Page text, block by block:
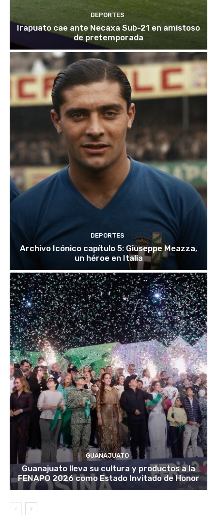
DEPORTES
Irapuato cae ante Necaxa Sub-21 en amistoso
de pretemporada
DEPORTES
Archivo Icónico capítulo 5: Giuseppe Meazza,
un héroe en Italia
GUANAJUATO
Guanajuato lleva su cultura y productos a la
FENAPO 2026 como Estado Invitado de Honor